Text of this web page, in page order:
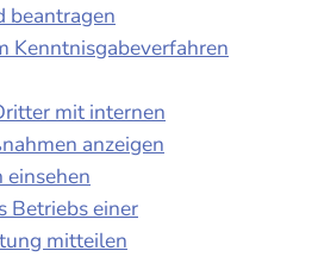
beantragen
Kenntnisgabeverfahren
mit internen
anzeigen
einsehen
Betriebs einer
mitteilen